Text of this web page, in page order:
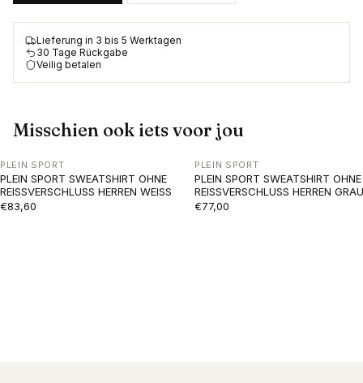
Lieferung in 3 bis 5 Werktagen
30 Tage Rückgabe
Veilig betalen
Misschien ook iets voor jou
PLEIN SPORT
PLEIN SPORT SWEATSHIRT OHNE
REISSVERSCHLUSS HERREN WEISS
€83,60
PLEIN SPORT
PLEIN SPORT SWEATSHIRT OHNE
REISSVERSCHLUSS HERREN GRAU
€77,00